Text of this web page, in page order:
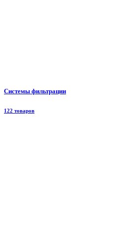
Системы фильтрации
122 товаров